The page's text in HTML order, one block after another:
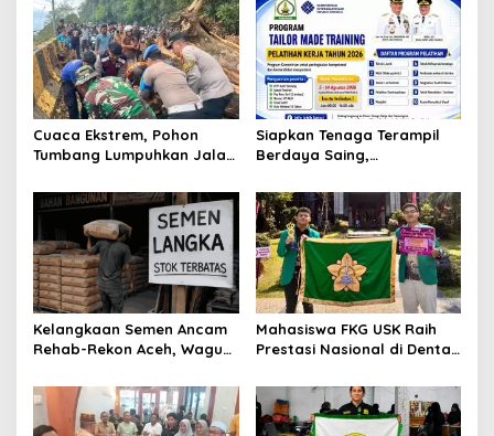
Cuaca Ekstrem, Pohon
Tumbang Lumpuhkan Jalan
Blangpidie
Siapkan Tenaga Terampil
Berdaya Saing,
Tamiang Buka Pelatihan
Kerja 2026
Kelangkaan Semen Ancam
Rehab-Rekon Aceh, Wagub
Mahasiswa FKG USK Raih
Prestasi Nasional di Dental